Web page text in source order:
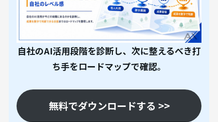
自社のAI活用段階を診断し、次に整えるべき打
ち手をロードマップで確認。
無料でダウンロードする >>